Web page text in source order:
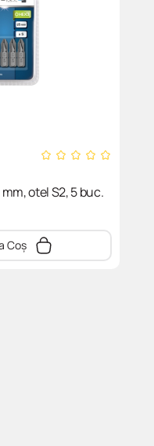
mm, otel S2, 5 buc.
Coș